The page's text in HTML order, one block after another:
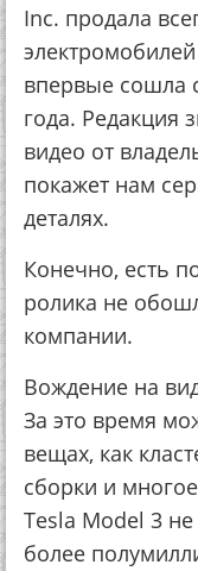
Inc. продала
впервые сошла
года. Редакция
видео от
покажет нам
деталях.
Конечно, есть
ролика не
компании.
Вождение на
За это время
вещах, как
сборки и
Tesla Model 3
более